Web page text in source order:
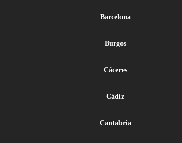
Barcelona
Burgos
Cáceres
Cádiz
Cantabria